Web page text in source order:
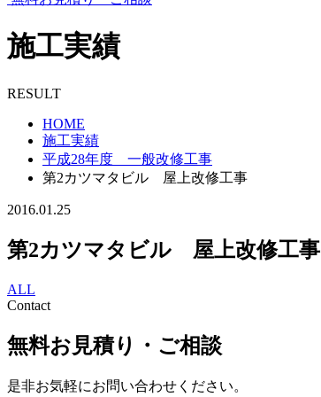
施工実績
RESULT
HOME
施工実績
平成28年度 一般改修工事
第2カツマタビル 屋上改修工事
2016.01.25
第2カツマタビル 屋上改修工事
ALL
Contact
無料お見積り・ご相談
是非お気軽にお問い合わせください。